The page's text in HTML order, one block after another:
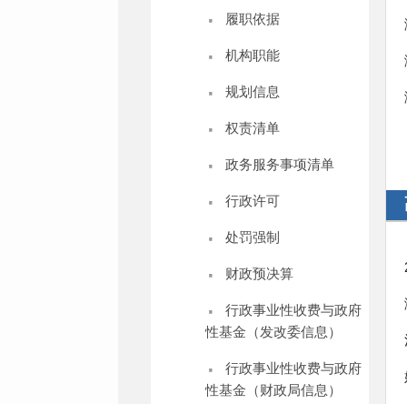
· 履职依据
· 机构职能
· 规划信息
· 权责清单
· 政务服务事项清单
· 行政许可
· 处罚强制
· 财政预决算
·
行政事业性收费与政府
性基金（发改委信息）
·
行政事业性收费与政府
性基金（财政局信息）